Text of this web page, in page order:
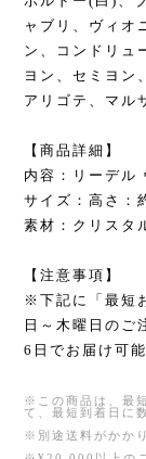
ャブリ、ヴィオ
ン、コンドリュ
ヨン、セミヨン
アリゴテ、マル
【商品詳細】
内容：リーデ
サイズ：高さ：
素材：クリスタ
【注意事項】
※下記に「最短
日～木曜日のご
6日でお届け可
※この商品は、最
て、最短到着日に
※別途送料がかか